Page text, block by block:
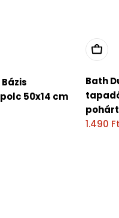
50x14 cm
Bath
Sale
1.490